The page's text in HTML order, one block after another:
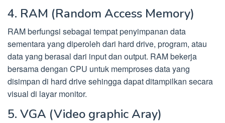
4. RAM (Random Access Memory)
RAM berfungsi sebagai tempat penyimpanan data
sementara yang diperoleh dari hard drive, program, atau
data yang berasal dari input dan output. RAM bekerja
bersama dengan CPU untuk memproses data yang
disimpan di hard drive sehingga dapat ditampilkan secara
visual di layar monitor.
5. VGA (Video graphic Aray)